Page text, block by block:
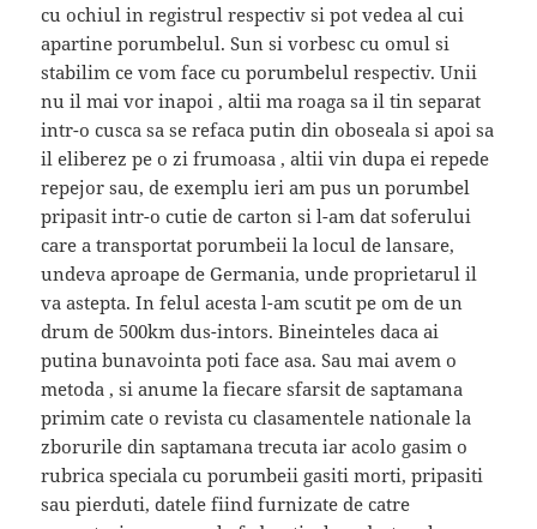
cu ochiul in registrul respectiv si pot vedea al cui
apartine porumbelul. Sun si vorbesc cu omul si
stabilim ce vom face cu porumbelul respectiv. Unii
nu il mai vor inapoi , altii ma roaga sa il tin separat
intr-o cusca sa se refaca putin din oboseala si apoi sa
il eliberez pe o zi frumoasa , altii vin dupa ei repede
repejor sau, de exemplu ieri am pus un porumbel
pripasit intr-o cutie de carton si l-am dat soferului
care a transportat porumbeii la locul de lansare,
undeva aproape de Germania, unde proprietarul il
va astepta. In felul acesta l-am scutit pe om de un
drum de 500km dus-intors. Bineinteles daca ai
putina bunavointa poti face asa. Sau mai avem o
metoda , si anume la fiecare sfarsit de saptamana
primim cate o revista cu clasamentele nationale la
zborurile din saptamana trecuta iar acolo gasim o
rubrica speciala cu porumbeii gasiti morti, pripasiti
sau pierduti, datele fiind furnizate de catre